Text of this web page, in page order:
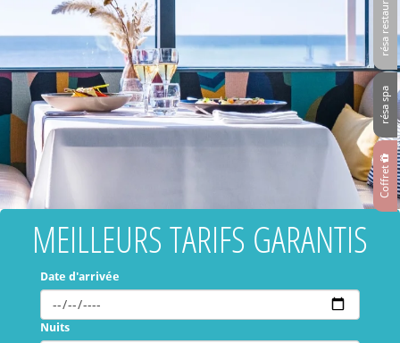
Coffret
résa spa
résa restaurant
MEILLEURS TARIFS GARANTIS
Date d'arrivée
Nuits